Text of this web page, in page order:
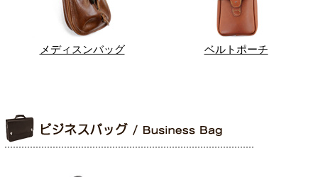
メディスンバッグ ベルトポーチ